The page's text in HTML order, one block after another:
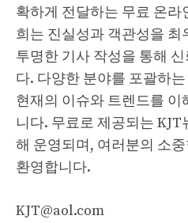
확하게 전달하는 무료 온라
희는 진실성과 객관성을
투명한 기사 작성을 통해
다. 다양한 분야를 포괄하
현재의 이슈와 트렌드를 이
니다. 무료로 제공되는
해 운영되며, 여러분의 소
환영합니다.
KJT@aol.com